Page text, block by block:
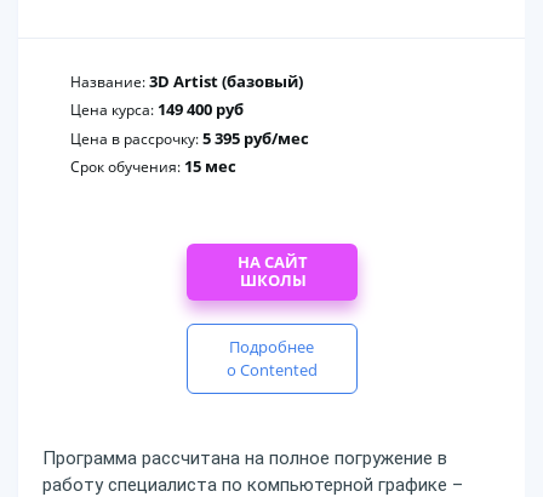
Название:3D Artist (базовый)
Цена курса: 149 400 руб
Цена в рассрочку:5 395 руб/мес
Срок обучения: 15 мес
НА САЙТ
ШКОЛЫ
Подробнее
о Contented
Программа рассчитана на полное погружение в
работу специалиста по компьютерной графике –